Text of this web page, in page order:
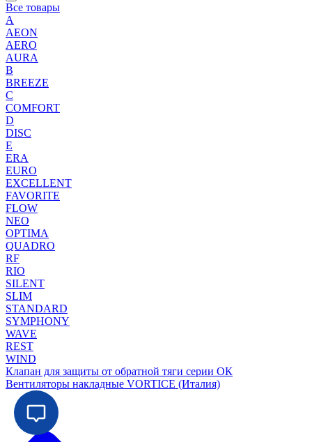
Все товары
A
AEON
AERO
AURA
B
BREEZE
C
COMFORT
D
DISC
E
ERA
EURO
EXCELLENT
FAVORITE
FLOW
NEO
OPTIMA
QUADRO
RF
RIO
SILENT
SLIM
STANDARD
SYMPHONY
WAVE
REST
WIND
Клапан для защиты от обратной тяги серии ОК
Вентиляторы накладные VORTICE (Италия)